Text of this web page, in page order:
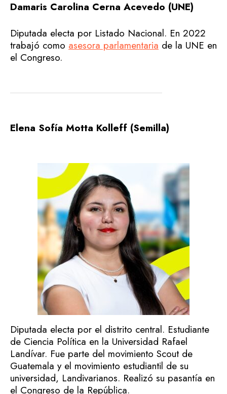
Damaris Carolina Cerna Acevedo (UNE)
Diputada electa por Listado Nacional. En 2022
trabajó como asesora parlamentaria de la UNE en
el Congreso.
Elena Sofía Motta Kolleff (Semilla)
Diputada electa por el distrito central. Estudiante
de Ciencia Política en la Universidad Rafael
Landívar. Fue parte del movimiento Scout de
Guatemala y el movimiento estudiantil de su
universidad, Landivarianos. Realizó su pasantía en
el Congreso de la República.